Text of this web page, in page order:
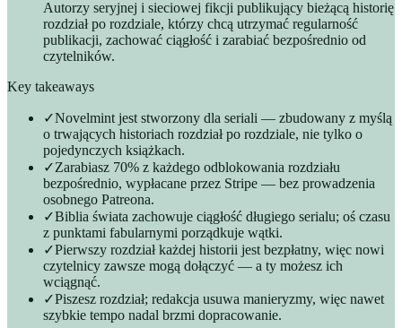
Autorzy seryjnej i sieciowej fikcji publikujący bieżącą historię
rozdział po rozdziale, którzy chcą utrzymać regularność
publikacji, zachować ciągłość i zarabiać bezpośrednio od
czytelników.
Key takeaways
✓Novelmint jest stworzony dla seriali — zbudowany z myślą
o trwających historiach rozdział po rozdziale, nie tylko o
pojedynczych książkach.
✓Zarabiasz 70% z każdego odblokowania rozdziału
bezpośrednio, wypłacane przez Stripe — bez prowadzenia
osobnego Patreona.
✓Biblia świata zachowuje ciągłość długiego serialu; oś czasu
z punktami fabularnymi porządkuje wątki.
✓Pierwszy rozdział każdej historii jest bezpłatny, więc nowi
czytelnicy zawsze mogą dołączyć — a ty możesz ich
wciągnąć.
✓Piszesz rozdział; redakcja usuwa manieryzmy, więc nawet
szybkie tempo nadal brzmi dopracowanie.